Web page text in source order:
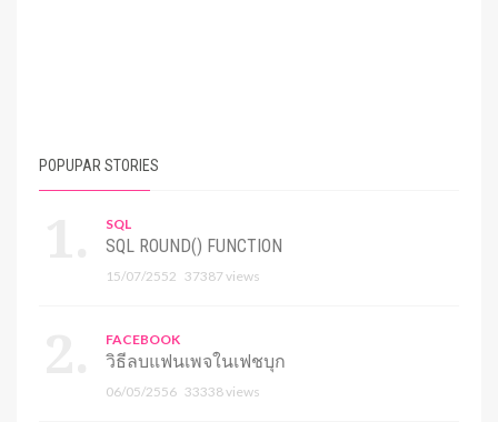
POPUPAR STORIES
SQL
SQL ROUND() FUNCTION
15/07/2552 37387 views
FACEBOOK
วิธีลบแฟนเพจในเฟชบุก
06/05/2556 33338 views